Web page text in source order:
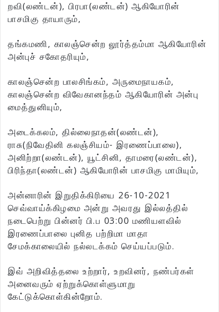
றவி(லண்டன்), பிரபா(லண்டன்) ஆகியோரின்
பாசமிகு தாயாரும்,
தங்கமணி, காலஞ்சென்ற லூர்த்தம்மா ஆகியோரின்
அன்புச் சகோதரியும்,
காலஞ்சென்ற பாலசிங்கம், அருமைநாயகம்,
காலஞ்சென்ற விவேகானந்தம் ஆகியோரின் அன்பு
மைத்துனியும்,
அடைக்கலம், தில்லைநாதன்(லண்டன்),
ராசு(நிவேதினி கலஞ்சியம்- இரணைப்பாலை),
அனிற்றா(லண்டன்), யூட்சினி, தாமரை(லண்டன்),
பிரிந்தா(லண்டன்) ஆகியோரின் பாசமிகு மாமியும்,
அன்னாரின் இறுதிக்கிரியை 26-10-2021
செவ்வாய்க்கிழமை அன்று அவரது இல்லத்தில்
நடைபெற்று பின்னர் பி.ப 03:00 மணியளவில்
இரணைப்பாலை புனித பற்றிமா மாதா
சேமக்காலையில் நல்லடக்கம் செய்யப்படும்.
இவ் அறிவித்தலை உற்றார், உறவினர், நண்பர்கள்
அனைவரும் ஏற்றுக்கொள்ளுமாறு
கேட்டுக்கொள்கின்றோம்.